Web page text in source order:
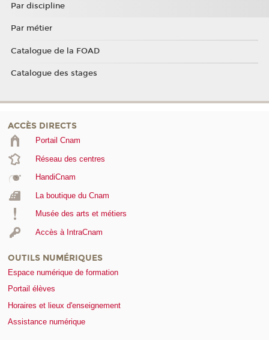
Par discipline
Par métier
Catalogue de la FOAD
Catalogue des stages
ACCÈS DIRECTS
Portail Cnam
Réseau des centres
HandiCnam
La boutique du Cnam
Musée des arts et métiers
Accès à IntraCnam
OUTILS NUMÉRIQUES
Espace numérique de formation
Portail élèves
Horaires et lieux d'enseignement
Assistance numérique